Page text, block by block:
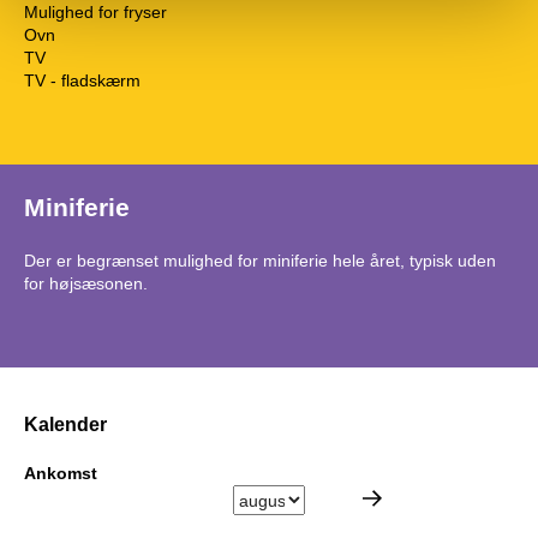
Mulighed for fryser
Ovn
TV
TV - fladskærm
Miniferie
Der er begrænset mulighed for miniferie hele året, typisk uden
for højsæsonen.
Kalender
Ankomst